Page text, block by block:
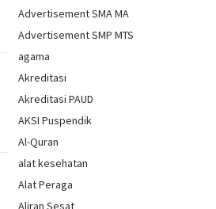
Advertisement SMA MA
Advertisement SMP MTS
agama
Akreditasi
Akreditasi PAUD
AKSI Puspendik
Al-Quran
alat kesehatan
Alat Peraga
Aliran Sesat